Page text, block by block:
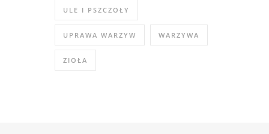
ULE I PSZCZOŁY
UPRAWA WARZYW WARZYWA
ZIOŁA